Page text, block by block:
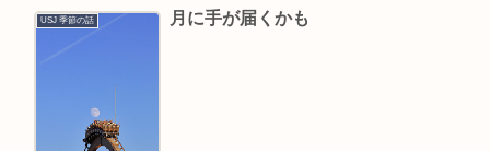
USJ 季節の話 月に手が届くかも